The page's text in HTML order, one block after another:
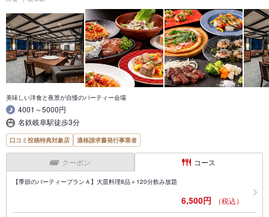
美味しい洋食と夜景が自慢のパーティー会場
4001～5000円
名鉄岐阜駅徒歩3分
口コミ投稿特典対象店 適格請求書発行事業者
クーポン コース
【季節のパーティープランＡ】大皿料理8品＋120分飲み放題
6,500円 （税込）